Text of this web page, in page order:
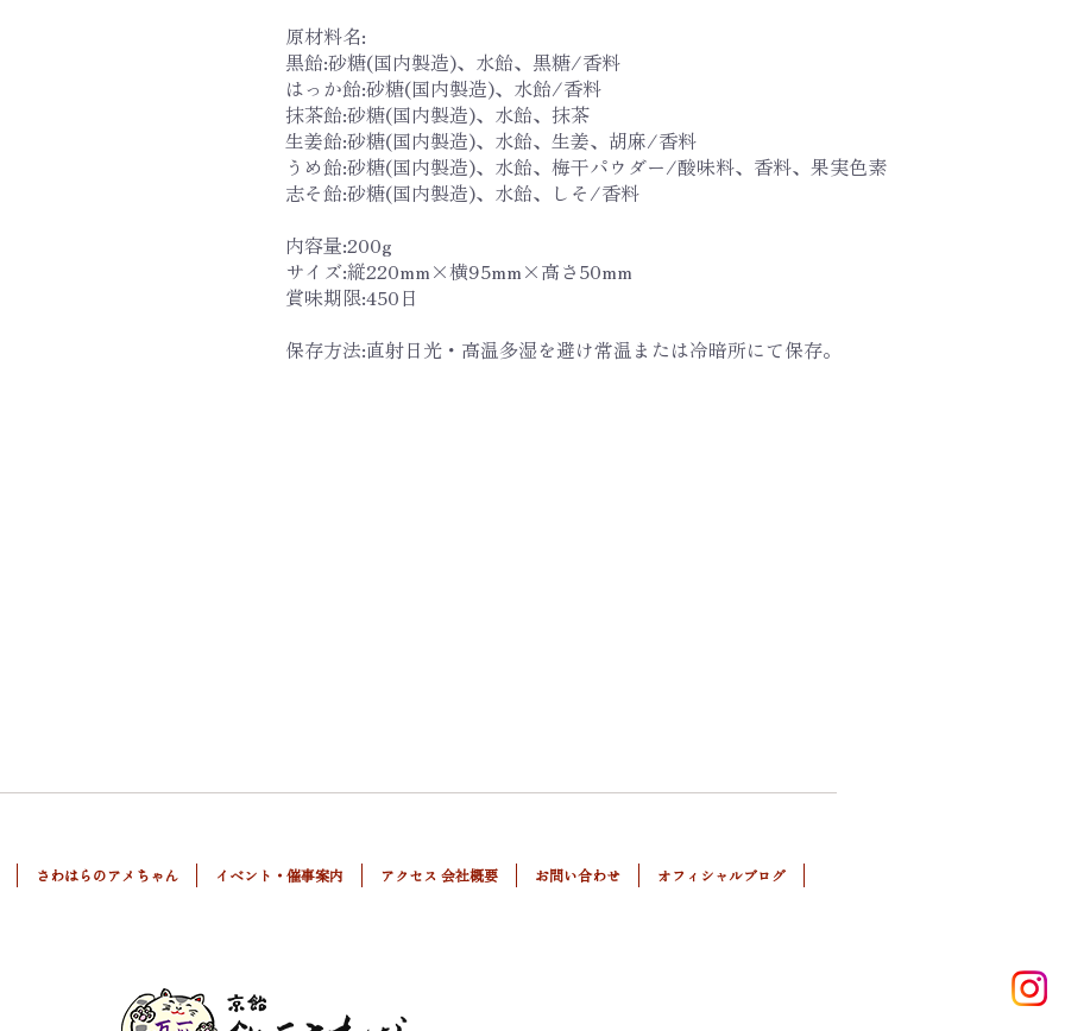
原材料名:
黒飴:砂糖(国内製造)、水飴、黒糖/香料
はっか飴:砂糖(国内製造)、水飴/香料
抹茶飴:砂糖(国内製造)、水飴、抹茶
生姜飴:砂糖(国内製造)、水飴、生姜、胡麻/香料
うめ飴:砂糖(国内製造)、水飴、梅干パウダー/酸味料、香料、果実色素
志そ飴:砂糖(国内製造)、水飴、しそ/香料
内容量:200g
サイズ:縦220mm×横95mm×高さ50mm
賞味期限:450日
保存方法:直射日光・高温多湿を避け常温または冷暗所にて保存。
さわはらのアメちゃん イベント・催事案内 アクセス 会社概要 お問い合わせ オフィシャルブログ